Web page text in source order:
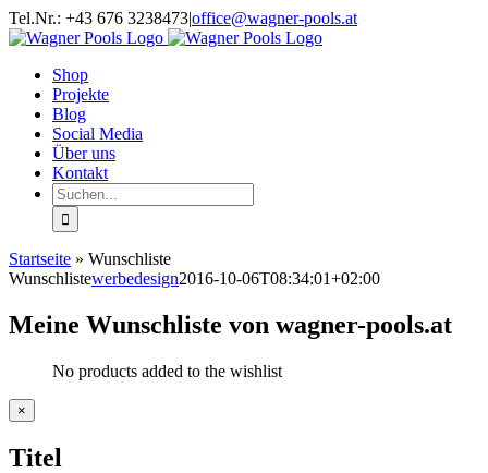
Zum
Inhalt
Facebook
Twitter
Instagram
YouTube
Tel.Nr.: +43 676 3238473|office@wagner-pools.at
Shop
Projekte
Blog
Social Media
Über uns
Kontakt
Suche
nach:
Startseite » Wunschliste
Wunschlistewerbedesign2016-10-06T08:34:01+02:00
Meine Wunschliste von wagner-pools.at
No products added to the wishlist
Close
product
view
×
Titel